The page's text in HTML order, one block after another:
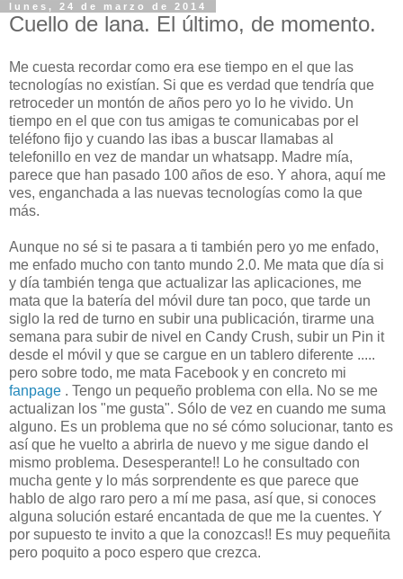
lunes, 24 de marzo de 2014
Cuello de lana. El último, de momento.
Me cuesta recordar como era ese tiempo en el que las
tecnologías no existían. Si que es verdad que tendría que
retroceder un montón de años pero yo lo he vivido. Un
tiempo en el que con tus amigas te comunicabas por el
teléfono fijo y cuando las ibas a buscar llamabas al
telefonillo en vez de mandar un whatsapp. Madre mía,
parece que han pasado 100 años de eso. Y ahora, aquí me
ves, enganchada a las nuevas tecnologías como la que
más.
Aunque no sé si te pasara a ti también pero yo me enfado,
me enfado mucho con tanto mundo 2.0. Me mata que día si
y día también tenga que actualizar las aplicaciones, me
mata que la batería del móvil dure tan poco, que tarde un
siglo la red de turno en subir una publicación, tirarme una
semana para subir de nivel en Candy Crush, subir un Pin it
desde el móvil y que se cargue en un tablero diferente .....
pero sobre todo, me mata Facebook y en concreto mi
fanpage . Tengo un pequeño problema con ella. No se me
actualizan los "me gusta". Sólo de vez en cuando me suma
alguno. Es un problema que no sé cómo solucionar, tanto es
así que he vuelto a abrirla de nuevo y me sigue dando el
mismo problema. Desesperante!! Lo he consultado con
mucha gente y lo más sorprendente es que parece que
hablo de algo raro pero a mí me pasa, así que, si conoces
alguna solución estaré encantada de que me la cuentes. Y
por supuesto te invito a que la conozcas!! Es muy pequeñita
pero poquito a poco espero que crezca.